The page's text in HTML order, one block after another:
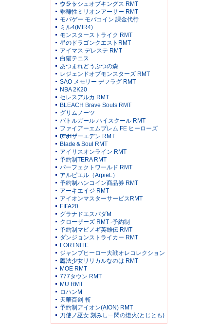
ウント
クラッシュオブキングス RMT
乖離性ミリオンアーサー RMT
モバゲー モバコイン 課金代行
ミル4(MIR4)
モンスターストライク RMT
星のドラゴンクエストRMT
アイマス デレステ RMT
白猫テニス
あつまれどうぶつの森
レジェンドオブモンスターズ RMT
SAO メモリー デフラグ RMT
NBA 2K20
セレスアルカ RMT
BLEACH Brave Souls RMT
グリムノーツ
バトルガール ハイスクール RMT
ファイアーエムブレム FE ヒーローズ
RMT
アナザーエデン RMT
Blade＆Soul RMT
アイリスオンライン RMT
予約制TERA RMT
パーフェクトワールド RMT
アルピエル（ArpieL）
予約制ハンコイン商品券 RMT
アーキエイジ RMT
アイオンマスターサービスRMT
FIFA20
グラナドエスパダM
クローザーズ RMT -予約制
予約制マビノギ英雄伝 RMT
ダンジョンストライカー RMT
FORTNITE
ジャンプヒーロー大戦オレコレクション
2
魔法少女リリカルなのは RMT
MOE RMT
777タウン RMT
MU RMT
ロハンM
天華百剣-斬
予約制アイオン(AION) RMT
刀使ノ巫女 刻みし一閃の燈火(とじとも)